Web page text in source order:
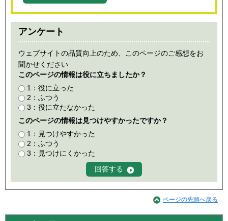
アンケート
ウェブサイトの品質向上のため、このページのご感想をお
聞かせください
このページの情報は役に立ちましたか？
1：役に立った
2：ふつう
3：役に立たなかった
このページの情報は見つけやすかったですか？
1：見つけやすかった
2：ふつう
3：見つけにくかった
ページの先頭へ戻る